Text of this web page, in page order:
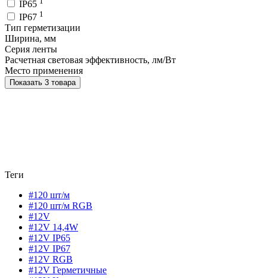
IP65
IP67 1
Тип герметизации
Ширина, мм
Серия ленты
Расчетная световая эффективность, лм/Вт
Место применения
Показать 3 товара
Теги
#120 шт/м
#120 шт/м RGB
#12V
#12V 14,4W
#12V IP65
#12V IP67
#12V RGB
#12V Герметичные